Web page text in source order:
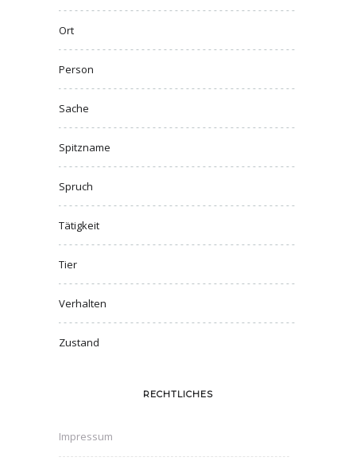
Ort
Person
Sache
Spitzname
Spruch
Tätigkeit
Tier
Verhalten
Zustand
RECHTLICHES
Impressum